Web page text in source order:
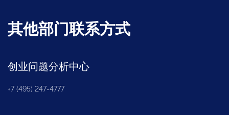
其他部门联系方式
创业问题分析中心
+7 (495) 247-4777